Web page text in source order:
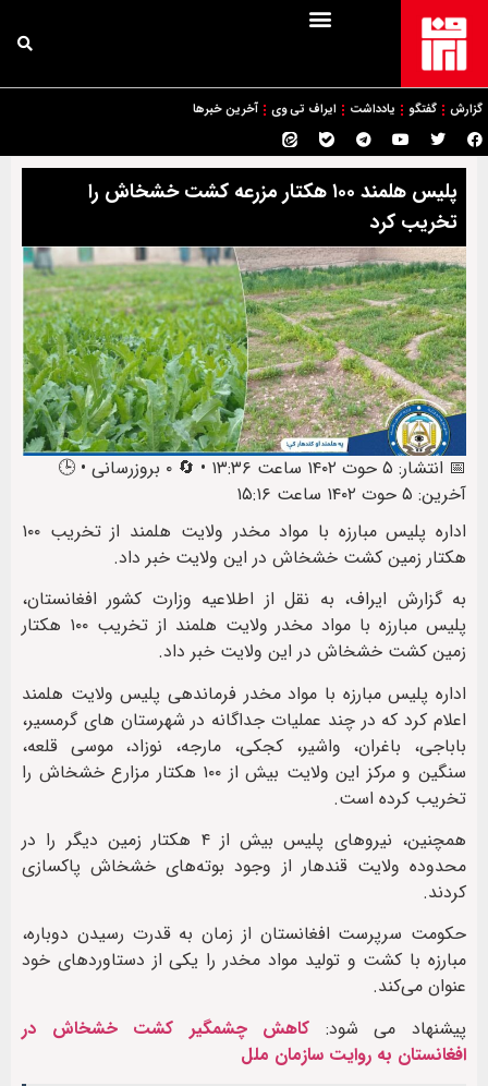
گزارش گفتگو یادداشت ایراف تی وی آخرین خبرها
پلیس هلمند ۱۰۰ هکتار مزرعه کشت خشخاش را
تخریب کرد
📅 انتشار: ۵ حوت ۱۴۰۲ ساعت ۱۳:۳۶ • 🔄 ۰ بروزرسانی • 🕒
آخرین: ۵ حوت ۱۴۰۲ ساعت ۱۵:۱۶
اداره پلیس مبارزه با مواد مخدر ولایت هلمند از تخریب ۱۰۰
هکتار زمین کشت خشخاش در این ولایت خبر داد.
به گزارش ایراف، به نقل از اطلاعیه وزارت کشور افغانستان،
پلیس مبارزه با مواد مخدر ولایت هلمند از تخریب ۱۰۰ هکتار
زمین کشت خشخاش در این ولایت خبر داد.
اداره پلیس مبارزه با مواد مخدر فرماندهی پلیس ولایت هلمند
اعلام کرد که در چند عملیات جداگانه در شهرستان های گرمسیر،
باباجی، باغران، واشیر، کجکی، مارجه، نوزاد، موسی قلعه،
سنگین و مرکز این ولایت بیش از ۱۰۰ هکتار مزارع خشخاش را
تخریب کرده است.
همچنین، نیروهای پلیس بیش از ۴ هکتار زمین دیگر را در
محدوده ولایت قندهار از وجود بوته‌های خشخاش پاکسازی
کردند.
حکومت سرپرست افغانستان از زمان به قدرت رسیدن دوباره،
مبارزه با کشت و تولید مواد مخدر را یکی از دستاوردهای خود
عنوان می‌کند.
پیشنهاد می شود: کاهش چشمگیر کشت خشخاش در
افغانستان به روایت سازمان ملل